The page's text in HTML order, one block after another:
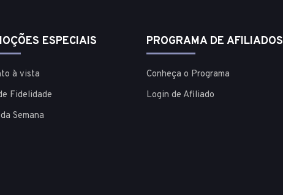
ESPECIAIS
à vista
Fidelidade
Semana
PROGRAMA DE AFILIADOS
Conheça o Programa
Login de Afiliado